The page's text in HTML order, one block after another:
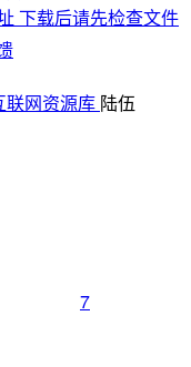
下载后请先检查文件
陆伍
7